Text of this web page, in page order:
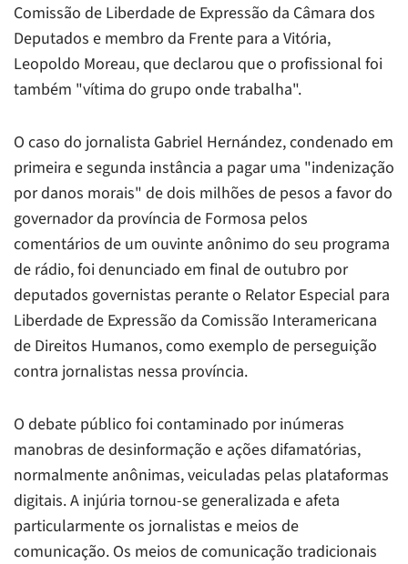
Comissão de Liberdade de Expressão da Câmara dos
Deputados e membro da Frente para a Vitória,
Leopoldo Moreau, que declarou que o profissional foi
também "vítima do grupo onde trabalha".
O caso do jornalista Gabriel Hernández, condenado em
primeira e segunda instância a pagar uma "indenização
por danos morais" de dois milhões de pesos a favor do
governador da província de Formosa pelos
comentários de um ouvinte anônimo do seu programa
de rádio, foi denunciado em final de outubro por
deputados governistas perante o Relator Especial para
Liberdade de Expressão da Comissão Interamericana
de Direitos Humanos, como exemplo de perseguição
contra jornalistas nessa província.
O debate público foi contaminado por inúmeras
manobras de desinformação e ações difamatórias,
normalmente anônimas, veiculadas pelas plataformas
digitais. A injúria tornou-se generalizada e afeta
particularmente os jornalistas e meios de
comunicação. Os meios de comunicação tradicionais